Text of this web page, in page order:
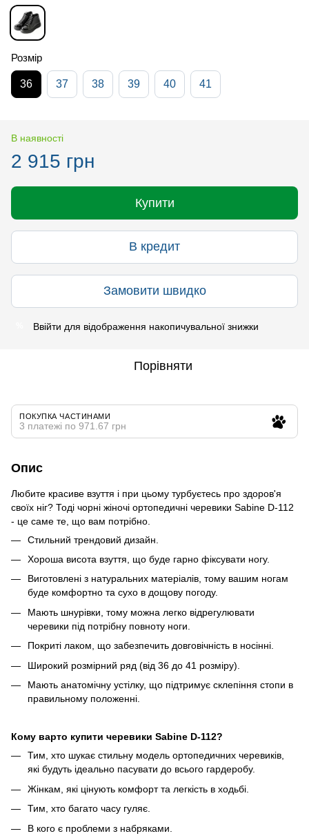
Розмір
36 37 38 39 40 41
В наявності
2 915 грн
Купити
В кредит
Замовити швидко
Ввійти для відображення накопичувальної знижки
Порівняти
ПОКУПКА ЧАСТИНАМИ
3 платежі по 971.67 грн
Опис
Любите красиве взуття і при цьому турбуєтесь про здоров'я
своїх ніг? Тоді чорні жіночі ортопедичні черевики Sabine D-112
- це саме те, що вам потрібно.
Стильний трендовий дизайн.
Хороша висота взуття, що буде гарно фіксувати ногу.
Виготовлені з натуральних матеріалів, тому вашим ногам
буде комфортно та сухо в дощову погоду.
Мають шнурівки, тому можна легко відрегулювати
черевики під потрібну повноту ноги.
Покриті лаком, що забезпечить довговічність в носінні.
Широкий розмірний ряд (від 36 до 41 розміру).
Мають анатомічну устілку, що підтримує склепіння стопи в
правильному положенні.
Кому варто купити черевики Sabine D-112?
Тим, хто шукає стильну модель ортопедичних черевиків,
які будуть ідеально пасувати до всього гардеробу.
Жінкам, які цінують комфорт та легкість в ходьбі.
Тим, хто багато часу гуляє.
В кого є проблеми з набряками.